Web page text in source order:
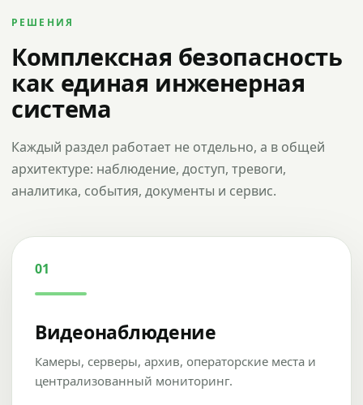
РЕШЕНИЯ
Комплексная безопасность
как единая инженерная
система
Каждый раздел работает не отдельно, а в общей
архитектуре: наблюдение, доступ, тревоги,
аналитика, события, документы и сервис.
01
Видеонаблюдение
Камеры, серверы, архив, операторские места и
централизованный мониторинг.